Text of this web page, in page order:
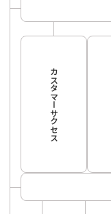
カスタマーサクセス